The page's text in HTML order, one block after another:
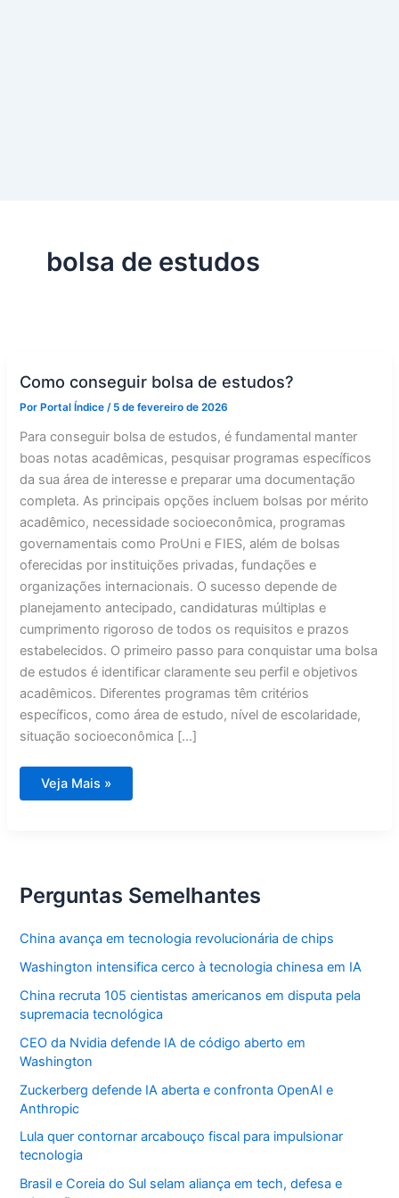
bolsa de estudos
Como conseguir bolsa de estudos?
Por Portal Índice/ 5 de fevereiro de 2026
Para conseguir bolsa de estudos, é fundamental manter
boas notas acadêmicas, pesquisar programas específicos
da sua área de interesse e preparar uma documentação
completa. As principais opções incluem bolsas por mérito
acadêmico, necessidade socioeconômica, programas
governamentais como ProUni e FIES, além de bolsas
oferecidas por instituições privadas, fundações e
organizações internacionais. O sucesso depende de
planejamento antecipado, candidaturas múltiplas e
cumprimento rigoroso de todos os requisitos e prazos
estabelecidos. O primeiro passo para conquistar uma bolsa
de estudos é identificar claramente seu perfil e objetivos
acadêmicos. Diferentes programas têm critérios
específicos, como área de estudo, nível de escolaridade,
situação socioeconômica […]
Como
conseguir
Veja Mais »
Perguntas Semelhantes
China avança em tecnologia revolucionária de chips
Washington intensifica cerco à tecnologia chinesa em IA
China recruta 105 cientistas americanos em disputa pela
supremacia tecnológica
CEO da Nvidia defende IA de código aberto em
Washington
Zuckerberg defende IA aberta e confronta OpenAI e
Anthropic
Lula quer contornar arcabouço fiscal para impulsionar
tecnologia
Brasil e Coreia do Sul selam aliança em tech, defesa e